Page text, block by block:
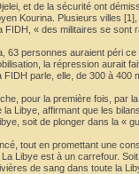
et de la sécurité ont
Kourina. Plusieurs villes
« des militaires se sont
63 personnes auraient péri
la répression aurait
parle, elle, de 300 à 400
pour la première fois, par
Libye, affirmant que les
soit de plonger dans la «
tout en promettant une
Libye est à un carrefour.
de sang dans toute la